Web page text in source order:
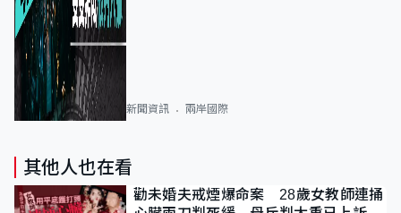
新聞資訊 兩岸國際
其他人也在看
勸未婚夫戒煙爆命案 28歲女教師連捅